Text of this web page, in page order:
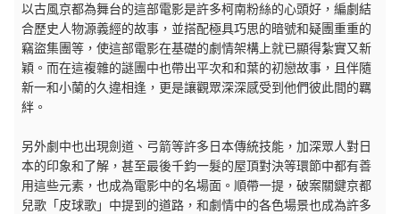
以古風京都為舞台的這部電影是許多柯南粉絲的心頭好，編劇結
合歷史人物源義經的故事，並搭配極具巧思的暗號和疑團重重的
竊盜集團等，使這部電影在基礎的劇情架構上就已顯得紮實又新
穎。而在這複雜的謎團中也帶出平次和和葉的初戀故事，且伴隨
新一和小蘭的久違相逢，更是讓觀眾深深感受到他們彼此間的羈
絆。
另外劇中也出現劍道、弓箭等許多日本傳統技能，加深眾人對日
本的印象和了解，甚至最後千鈞一髮的屋頂對決等環節中都有善
用這些元素，也成為電影中的名場面。順帶一提，破案關鍵京都
兒歌「皮球歌」中提到的道路，和劇情中的各色場景也成為許多